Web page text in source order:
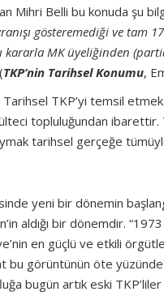
Mihri Belli bu konuda şu
gösteremediği ve tam
kararla MK üyeliğinden
TKP’nin Tarihsel Konumu,
TKP’yi temsil
topluluğundan ibarettir.
tarihsel gerçeğe
yeni bir dönemin
aldığı bir dönemdir.
en güçlü ve etkili
bu görüntünün öte
bugün artık eski